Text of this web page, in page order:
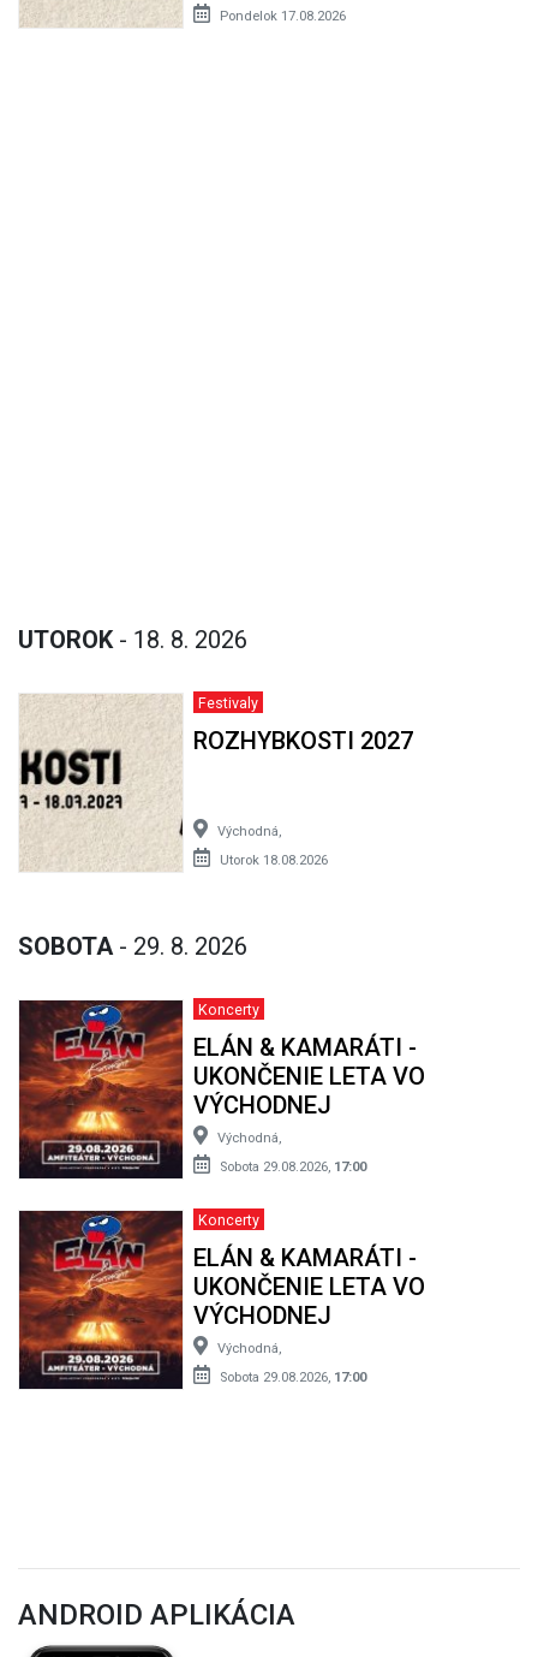
Pondelok 17.08.2026
UTOROK - 18. 8. 2026
Festivaly
ROZHYBKOSTI 2027
Východná,
Utorok 18.08.2026
SOBOTA - 29. 8. 2026
Koncerty
ELÁN & KAMARÁTI -
UKONČENIE LETA VO
VÝCHODNEJ
Východná,
Sobota 29.08.2026, 17:00
Koncerty
ELÁN & KAMARÁTI -
UKONČENIE LETA VO
VÝCHODNEJ
Východná,
Sobota 29.08.2026, 17:00
ANDROID APLIKÁCIA